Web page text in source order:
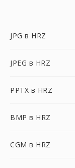
JPG в HRZ
JPEG в HRZ
PPTX в HRZ
BMP в HRZ
CGM в HRZ